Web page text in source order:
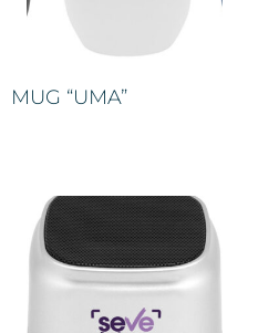
MUG “UMA”